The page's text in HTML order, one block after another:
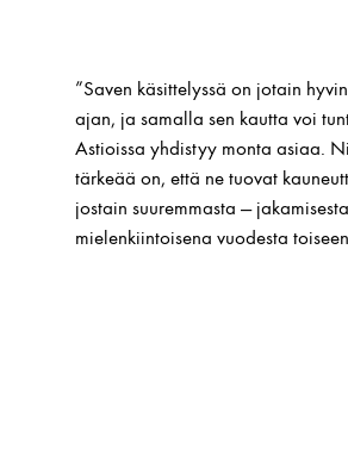
”Saven käsittelyssä on jotain
ajan, ja samalla sen kautta voi
Astioissa yhdistyy monta asiaa.
tärkeää on, että ne tuovat
jostain suuremmasta —
mielenkiintoisena vuodesta